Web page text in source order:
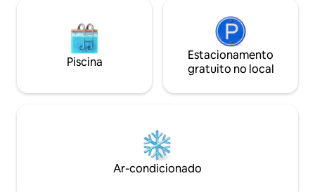
máquinas de arcade + uma mesa de
futebol), piscina de 12m * 3, porta de
entrada elétrica, vista para o mar e vista
para o jardim, vista para a fonte
toda a casa, sala de estar com TV LCD
cozinha totalmente equipada com fogão
a lenha, forno, micro-ondas, torradeira,
cafeteira, geladeira de porta dupla, tudo
o que você precisa.A vila tem uma vaga
Piscina
Estacionamento
gratuito no local
Ar-condicionado